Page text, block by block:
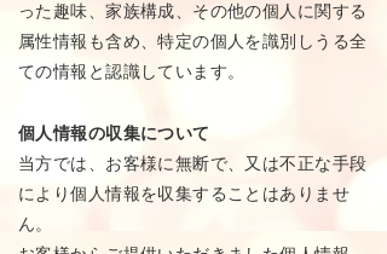
った趣味、家族構成、その他の個人に関する
属性情報も含め、特定の個人を識別しうる全
ての情報と認識しています。
個人情報の収集について
当方では、お客様に無断で、又は不正な手段
により個人情報を収集することはありませ
ん。